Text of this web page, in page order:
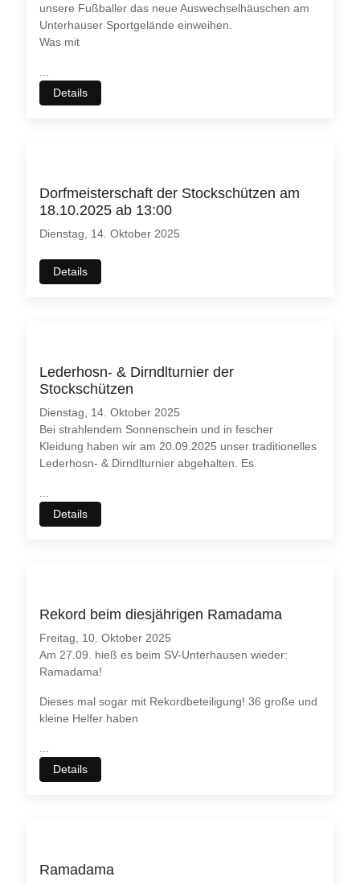
unsere Fußballer das neue Auswechselhäuschen am
Unterhauser Sportgelände einweihen.
Was mit
Details
Dorfmeisterschaft der Stockschützen am
18.10.2025 ab 13:00
Dienstag, 14. Oktober 2025
Details
Lederhosn- & Dirndlturnier der
Stockschützen
Dienstag, 14. Oktober 2025
Bei strahlendem Sonnenschein und in fescher
Kleidung haben wir am 20.09.2025 unser traditionelles
Lederhosn- & Dirndlturnier abgehalten. Es
Details
Rekord beim diesjährigen Ramadama
Freitag, 10. Oktober 2025
Am 27.09. hieß es beim SV-Unterhausen wieder:
Ramadama!
Dieses mal sogar mit Rekordbeteiligung! 36 große und
kleine Helfer haben
Details
Ramadama
möchten. Bitte beachten Sie dabei auch, dass bei einer
Ablehnung womöglichnicht mehr alle Funktionalitäten
Akzeptieren
Weitere Informationen